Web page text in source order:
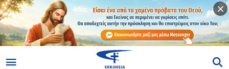
9. Ένα διαφορετικό είδος αγάπης